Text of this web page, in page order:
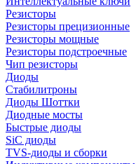
Резисторы
Резисторы прецизионные
Резисторы мощные
Резисторы подстроечные
Чип резисторы
Диоды
Стабилитроны
Диоды Шоттки
Диодные мосты
Быстрые диоды
SiC диоды
TVS-диоды и сборки